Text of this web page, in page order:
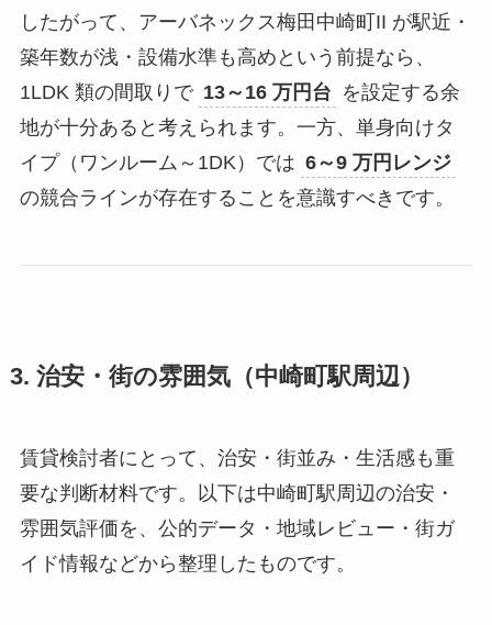
したがって、アーバネックス梅田中崎町II が駅近・
築年数が浅・設備水準も高めという前提なら、
1LDK 類の間取りで 13～16 万円台 を設定する余
地が十分あると考えられます。一方、単身向けタ
イプ（ワンルーム～1DK）では 6～9 万円レンジ
の競合ラインが存在することを意識すべきです。
3. 治安・街の雰囲気（中崎町駅周辺）
賃貸検討者にとって、治安・街並み・生活感も重
要な判断材料です。以下は中崎町駅周辺の治安・
雰囲気評価を、公的データ・地域レビュー・街ガ
イド情報などから整理したものです。